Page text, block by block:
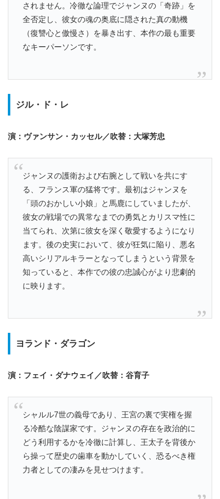
されません。冷徹な論理でジャンヌの「奇跡」を
全否定し、彼女の魂の奥底に隠された真の動機
（復讐心と傲慢さ）を暴き出す、本作の最も重要
なキーパーソンです。
ジル・ド・レ
演：ヴァンサン・カッセル／吹替：大塚芳忠
ジャンヌの護衛および右腕として戦いを共にす
る、フランス軍の猛将です。最初はジャンヌを
「頭のおかしい小娘」と馬鹿にしていましたが、
彼女の戦場での異常なまでの勇気とカリスマ性に
当てられ、次第に彼女を深く敬愛するようになり
ます。後の史実において、彼が狂気に陥り、悪名
高いシリアルキラーとなってしまうという背景を
知っていると、本作での彼の忠誠心がより悲劇的
に映ります。
ヨランド・ダラゴン
演：フェイ・ダナウェイ／吹替：谷育子
シャルル7世の義母であり、王宮の裏で実権を握
る冷酷な陰謀家です。ジャンヌの存在を政治的に
どう利用するかを冷徹に計算し、王太子を背後か
ら操って歴史の歯車を動かしていく、恐るべき権
力者としての凄みを見せつけます。